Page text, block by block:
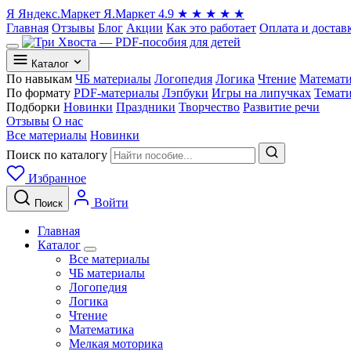
Я Яндекс.Маркет Я.Маркет 4.9 ★ ★ ★ ★ ★
Главная Отзывы Блог Акции Как это работает Оплата и
Каталог
По навыкам ЧБ материалы Логопедия Логика Чтение
По формату PDF-материалы Лэпбуки Игры на липучках
Подборки Новинки Праздники Творчество Развитие речи
Отзывы О нас
Все материалы Новинки
Поиск по каталогу
Избранное
Поиск Войти
Главная
Каталог
Все материалы
ЧБ материалы
Логопедия
Логика
Чтение
Математика
Мелкая моторика